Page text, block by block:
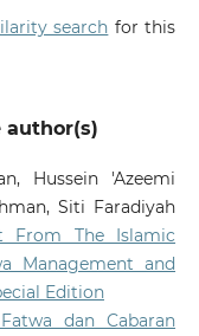
search for this
author(s)
Hussein 'Azeemi
Siti Faradiyah
From The Islamic
Management and
Edition
dan Cabaran